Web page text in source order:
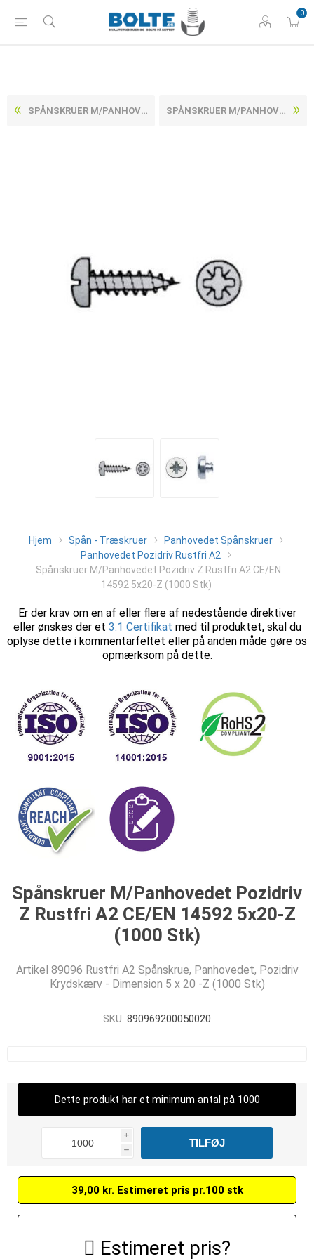
0
SPÅNSKRUER M/PANHOVEDET POZIDRIV Z RUSTFRI A2 CE/EN 14592 4X50-Z (1000 STK) SPÅNSKRUER M/PANHOVEDET POZIDRIV Z RUSTFRI A2 CE/EN 14592 5X25-Z (1000 STK)
Hjem Spån - Træskruer
Panhovedet Spånskruer
Panhovedet Pozidriv Rustfri A2
Spånskruer M/Panhovedet Pozidriv Z Rustfri A2 CE/EN
14592 5x20-Z (1000 Stk)
Er der krav om en af eller flere af nedestående direktiver
eller ønskes der et 3.1 Certifikat med til produktet, skal du
oplyse dette i kommentarfeltet eller på anden måde gøre os
opmærksom på dette.
Spånskruer M/Panhovedet Pozidriv
Z Rustfri A2 CE/EN 14592 5x20-Z
(1000 Stk)
Artikel 89096 Rustfri A2 Spånskrue, Panhovedet, Pozidriv
Krydskærv - Dimension 5 x 20 -Z (1000 Stk)
SKU: 890969200050020
Dette produkt har et minimum antal på 1000
i
h
39,00 kr. Estimeret pris pr.100 stk
Estimeret pris?